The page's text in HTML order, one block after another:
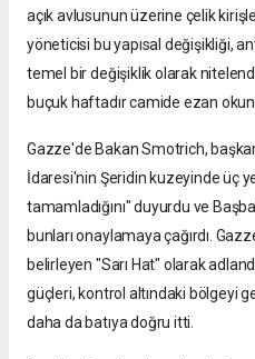
açık avlusunun üzerine çelik
yöneticisi bu yapısal değişikliği,
temel bir değişiklik olarak
buçuk haftadır camide ezan
Gazze'de Bakan Smotrich,
İdaresi'nin Şeridin kuzeyinde üç
tamamladığını" duyurdu ve
bunları onaylamaya çağırdı.
belirleyen "Sarı Hat" olarak
güçleri, kontrol altındaki bölgeyi
daha da batıya doğru itti.